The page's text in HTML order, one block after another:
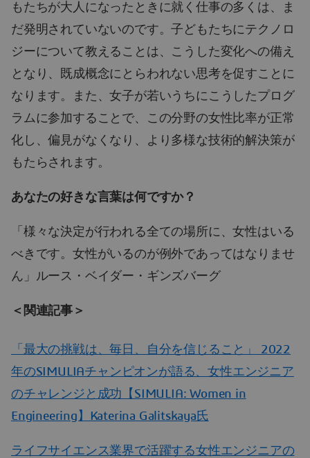
もたちが大人になったときに就く仕事の多くは、ま
だ発明されていないのです。子どもたちにテクノロ
ジーについて教えることは、こうした変化への備え
となり、既成概念にとらわれない思考を促すことに
なります。また、女子が若いうちにこうしたプログ
ラムに参加することで、この分野の女性比率が正常
化し、偏見がなくなり、より多様な技術的解決策が
もたらされます。
あなたの好きな言葉は何ですか？
「様々な決定が行われる全ての場所に、女性はいる
べきです。女性がいるのが例外であってはなりませ
ん」ルース・ベイダー・ギンズバーグ
＜関連記事＞
「最大の挑戦は、毎日、自分を信じること」 2022
年のSIMULIAチャンピオンが語る、女性エンジニア
のチャレンジと成功【SIMULIA: Women in
Engineering】Katerina Galitskaya氏
ライフサイエンス業界で活躍する女性エンジニアの